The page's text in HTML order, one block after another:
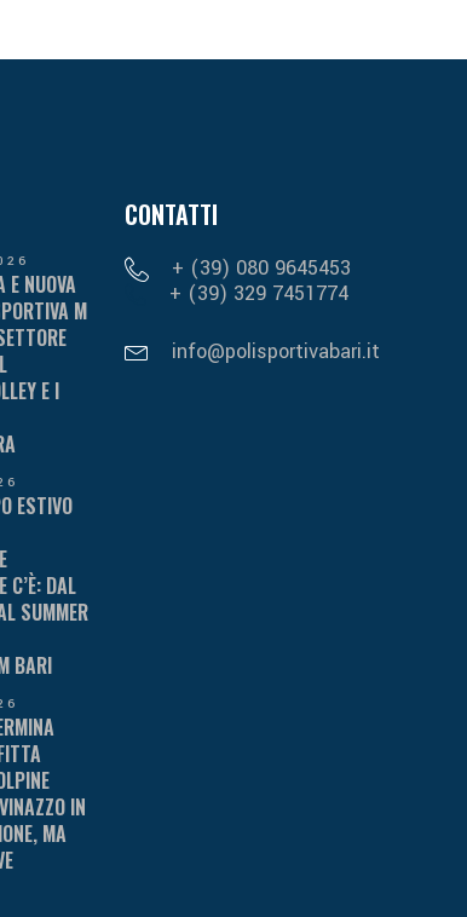
E NUOVA
M
E I
ESTIVO
C’È: DAL
SUMMER
BARI
IN
MA
CONTATTI
+ (39) 080 9645453
+ (39) 329 7451774
info@polisportivabari.it